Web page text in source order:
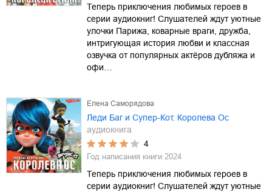
Теперь приключения любимых героев в
серии аудиокниг! Слушателей ждут уютные
улочки Парижа, коварные враги, дружба,
интригующая история любви и классная
озвучка от популярных актёров дубляжа и
офи…
Елена Саморядова
Леди Баг и Супер-Кот. Королева Ос
аудиокнига
4
Год написания книги 2024
Теперь приключения любимых героев в
серии аудиокниг! Слушателей ждут уютные